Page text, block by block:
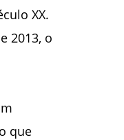
XX.
2013, o
que